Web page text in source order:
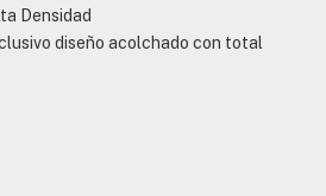
Densidad
diseño acolchado con total